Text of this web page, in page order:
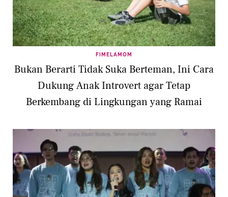
FIMELAMOM
Bukan Berarti Tidak Suka Berteman, Ini Cara
Dukung Anak Introvert agar Tetap
Berkembang di Lingkungan yang Ramai